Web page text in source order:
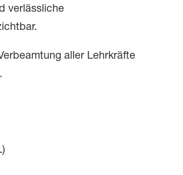
verlässliche
aller Lehrkräfte